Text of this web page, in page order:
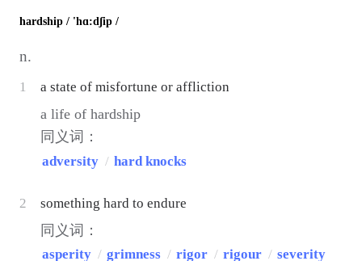
hardship / 'hɑ:dʃip /
n.
1 a state of misfortune or affliction
a life of hardship
同义词：
adversity / hard knocks
2 something hard to endure
同义词：
asperity / grimness / rigor / rigour / severity